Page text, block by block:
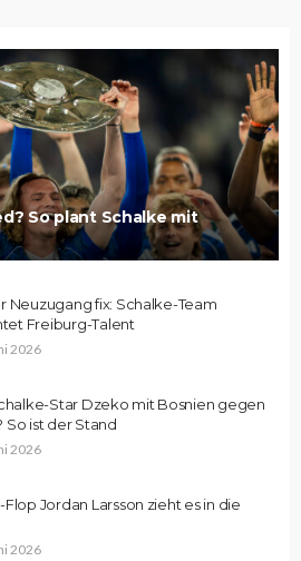
So plant Schalke mit
Neuzugang fix: Schalke-Team
Freiburg-Talent
2026
Star Dzeko mit Bosnien gegen
So ist der Stand
2026
Jordan Larsson zieht es in die
2026